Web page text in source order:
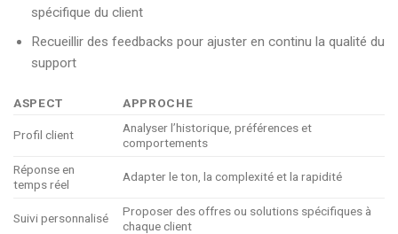
spécifique du client
Recueillir des feedbacks pour ajuster en continu la qualité du
support
ASPECT APPROCHE
Profil client
Analyser l’historique, préférences et
comportements
Réponse en
temps réel
Adapter le ton, la complexité et la rapidité
Suivi personnalisé
Proposer des offres ou solutions spécifiques à
chaque client